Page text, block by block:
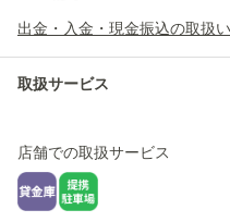
出金・入金・現金振込の取扱
取扱サービス
店舗での取扱サービス